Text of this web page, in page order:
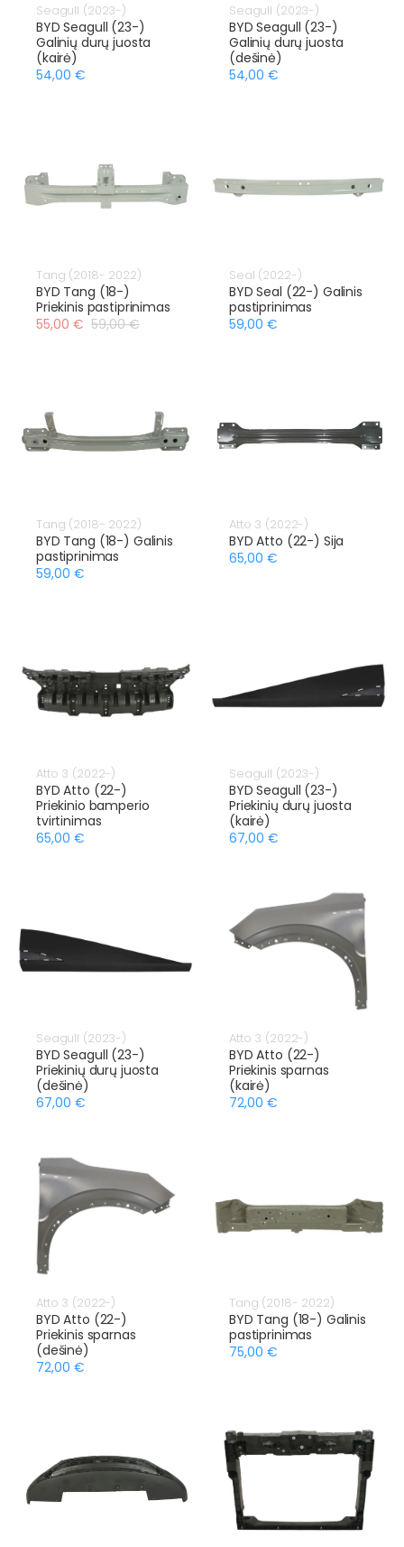
Seagull (2023-)
BYD Seagull (23-)
Galinių durų juosta
(kairė)
54,00 €
Seagull (2023-)
BYD Seagull (23-)
Galinių durų juosta
(dešinė)
54,00 €
Tang (2018- 2022)
BYD Tang (18-)
Priekinis pastiprinimas
55,00 € 59,00 €
Seal (2022-)
BYD Seal (22-) Galinis
pastiprinimas
59,00 €
Tang (2018- 2022)
BYD Tang (18-) Galinis
pastiprinimas
59,00 €
Atto 3 (2022-)
BYD Atto (22-) Sija
65,00 €
Atto 3 (2022-)
BYD Atto (22-)
Priekinio bamperio
tvirtinimas
65,00 €
Seagull (2023-)
BYD Seagull (23-)
Priekinių durų juosta
(kairė)
67,00 €
Seagull (2023-)
BYD Seagull (23-)
Priekinių durų juosta
(dešinė)
67,00 €
Atto 3 (2022-)
BYD Atto (22-)
Priekinis sparnas
(kairė)
72,00 €
Atto 3 (2022-)
BYD Atto (22-)
Priekinis sparnas
(dešinė)
72,00 €
Tang (2018- 2022)
BYD Tang (18-) Galinis
pastiprinimas
75,00 €